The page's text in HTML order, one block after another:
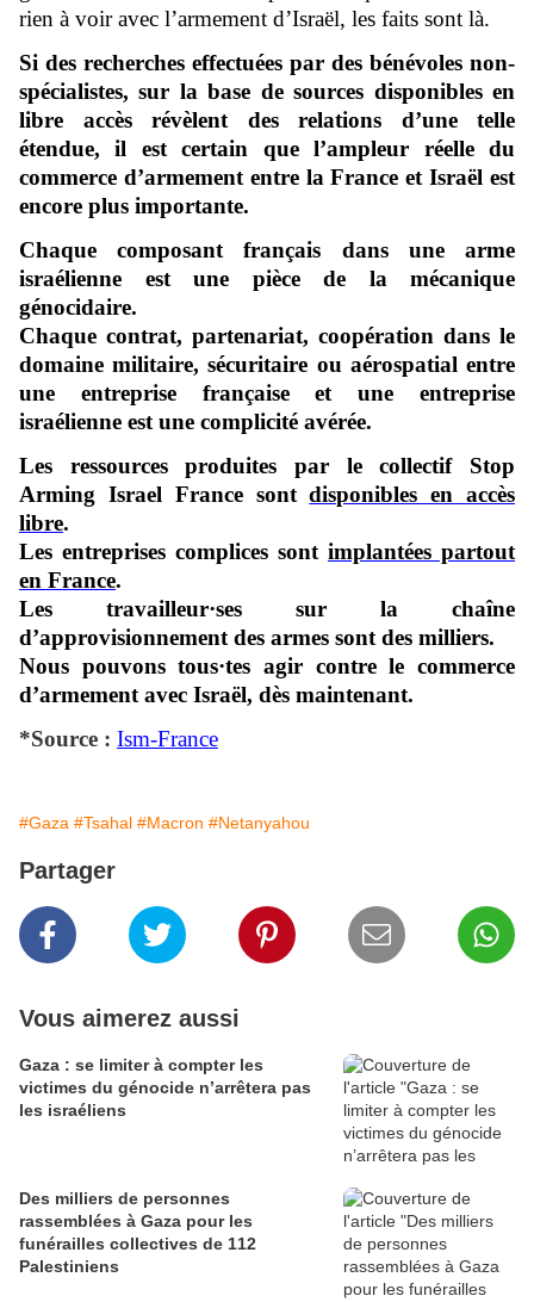
rien à voir avec l’armement d’Israël, les faits sont là.
Si des recherches effectuées par des bénévoles non-
spécialistes, sur la base de sources disponibles en
libre accès révèlent des relations d’une telle
étendue, il est certain que l’ampleur réelle du
commerce d’armement entre la France et Israël est
encore plus importante.
Chaque composant français dans une arme
israélienne est une pièce de la mécanique
génocidaire.
Chaque contrat, partenariat, coopération dans le
domaine militaire, sécuritaire ou aérospatial entre
une entreprise française et une entreprise
israélienne est une complicité avérée.
Les ressources produites par le collectif Stop
Arming Israel France sontdisponibles en accès
libre.
Les entreprises complices sont implantées partout
en France.
Les travailleur·ses sur la chaîne
d’approvisionnement des armes sont des milliers.
Nous pouvons tous·tes agir contre le commerce
d’armement avec Israël, dès maintenant.
*Source : Ism-France
#Gaza #Tsahal #Macron #Netanyahou
Partager
Vous aimerez aussi
Gaza : se limiter à compter les
victimes du génocide n’arrêtera pas
les israéliens
Des milliers de personnes
rassemblées à Gaza pour les
funérailles collectives de 112
Palestiniens